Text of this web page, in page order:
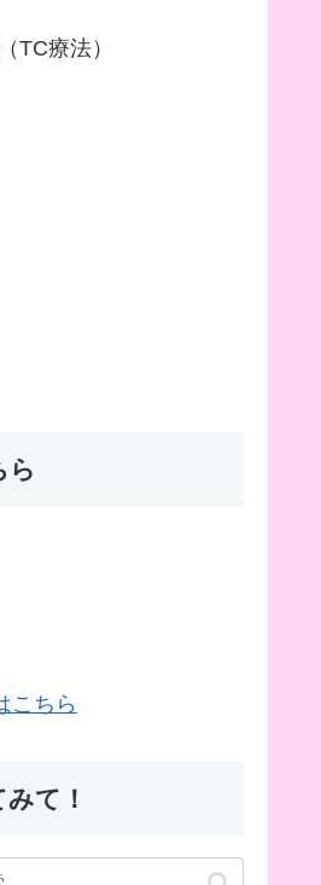
TC療法）
ら
こちら
て！